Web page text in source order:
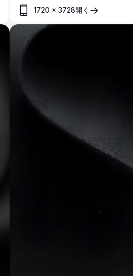
およびiOSデバイスに最適で、この
な色の融合とモダンな美的魅力を
します。
1720 ×3728開く